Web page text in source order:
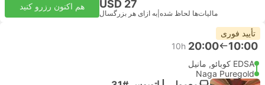
USD 27
مالیات‌ها لحاظ شده به ازای هر بزرگسال
هم اکنون رزرو کنید
تأیید فوری
10:00
20:00
10h
EDSA کوبائو, مانیل
Naga Puregold